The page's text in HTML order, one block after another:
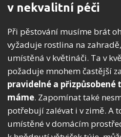
v nekvalitní péči
Při pěstování musíme brát
vyžaduje rostlina na
umístěná v květináči. Ta v
požaduje mnohem častější
pravidelné a
máme. Zapomínat také
potřebují zalévat i v zimě. A
umístěné v domácím